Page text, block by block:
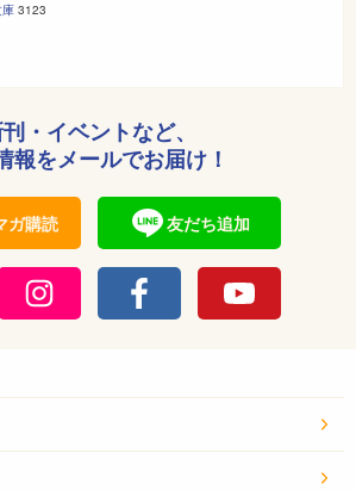
3123
・イベントなど、
報をメールでお届け！
ガ購読 友だち追加